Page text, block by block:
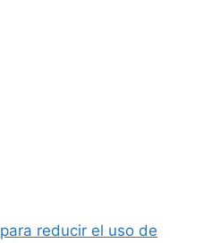
reducir el uso de